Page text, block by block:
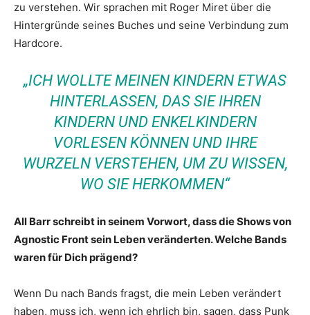
zu verstehen. Wir sprachen mit Roger Miret über die
Hintergründe seines Buches und seine Verbindung zum
Hardcore.
„ICH WOLLTE MEINEN KINDERN ETWAS
HINTERLASSEN, DAS SIE IHREN
KINDERN UND ENKELKINDERN
VORLESEN KÖNNEN UND IHRE
WURZELN VERSTEHEN, UM ZU WISSEN,
WO SIE HERKOMMEN“
All Barr schreibt in seinem Vorwort, dass die Shows von
Agnostic Front sein Leben veränderten. Welche Bands
waren für Dich prägend?
Wenn Du nach Bands fragst, die mein Leben verändert
haben, muss ich, wenn ich ehrlich bin, sagen, dass Punk